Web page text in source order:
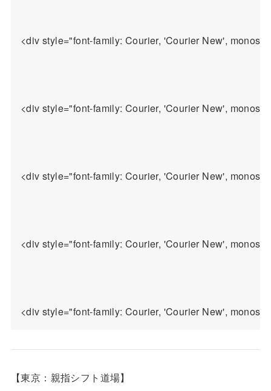
<div style="font-family: Courier, 'Courier New',
<div style="font-family: Courier, 'Courier New',
<div style="font-family: Courier, 'Courier New',
<div style="font-family: Courier, 'Courier New',
【東京：親指シフト道場】